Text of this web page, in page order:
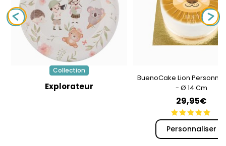
Collection
Explorateur
BuenoCake Lion
- Ø 14 Cm
29,95€
Personnaliser